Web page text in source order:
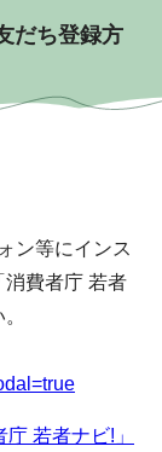
だち登録方
ン等にインス
消費者庁 若者
若者ナビ!」